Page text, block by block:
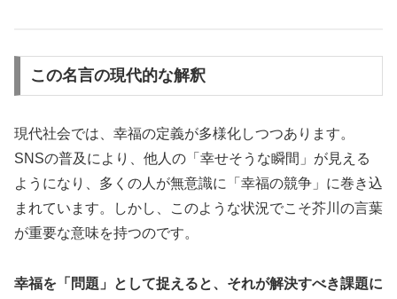
この名言の現代的な解釈
現代社会では、幸福の定義が多様化しつつあります。
SNSの普及により、他人の「幸せそうな瞬間」が見える
ようになり、多くの人が無意識に「幸福の競争」に巻き込
まれています。しかし、このような状況でこそ芥川の言葉
が重要な意味を持つのです。
幸福を「問題」として捉えると、それが解決すべき課題に